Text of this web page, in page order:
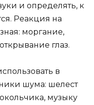
и определять, к
Реакция на
моргание,
глаз.
в
шума: шелест
музыку